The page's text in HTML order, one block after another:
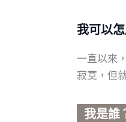
我可以
一直以來
寂寞，但
我是誰